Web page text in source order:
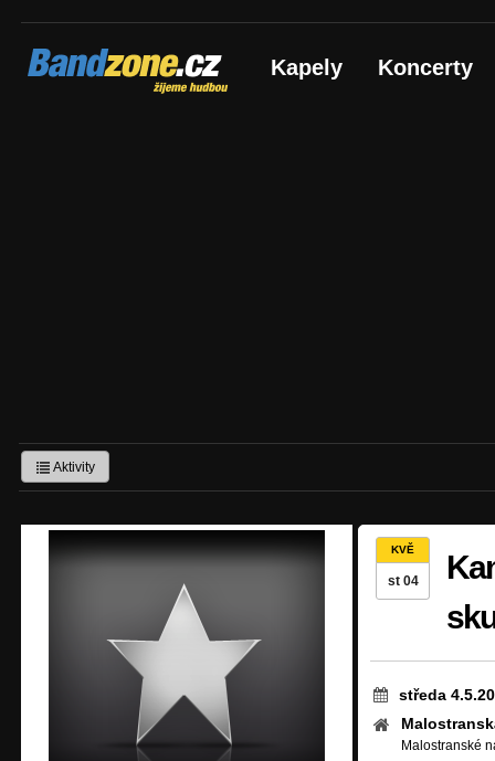
Bandzone.cz
žijeme hudbou Kapely Koncerty
Aktivity
KVĚ
st 04
středa
Malostranské